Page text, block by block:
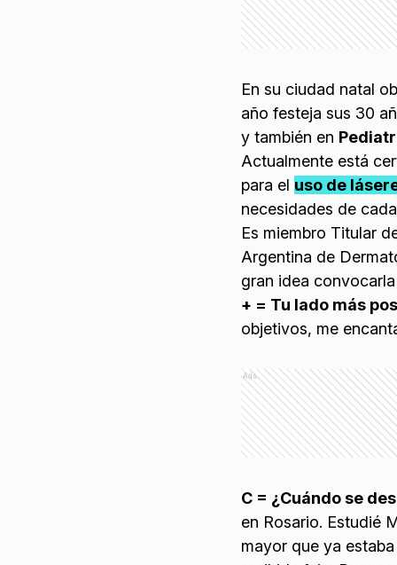
En su ciudad natal
año festeja sus 30
y también en
Actualmente está
para el uso de
necesidades de
Es miembro Titular
Argentina de
gran idea
+ = Tu lado más
objetivos, me
Ads
C = ¿Cuándo se
en Rosario. Estudié
mayor que ya